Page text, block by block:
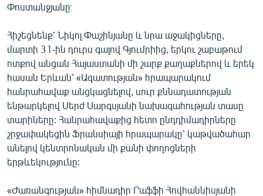
Փոստանջյանը։
Հիշեցնենք՝ Նիկոլ Փաշինյանը և նրա աջակիցները,
մարտի 31-ին դուրս գալով Գյումրիից, երկու շաբաթում
ոտքով անցան Հայաստանի մի շարք քաղաքներով և երեկ
հասան Երևան՝ «Ազատության» հրապարակում
հանրահավաք անցկացնելով, սուր քննադատության
ենթարկելով Սերժ Սարգսյանի նախագահության տասը
տարիները: Հանրահավաքից հետո ընդդիմադիրները
շրջափակեցին Ֆրանսիայի հրապարակը՝ կաթվածահար
անելով կենտրոնական մի քանի փողոցների
երթևեկությունը:
«Ժառանգության» հիմնադիր Րաֆֆի Հովհաննիսյանի